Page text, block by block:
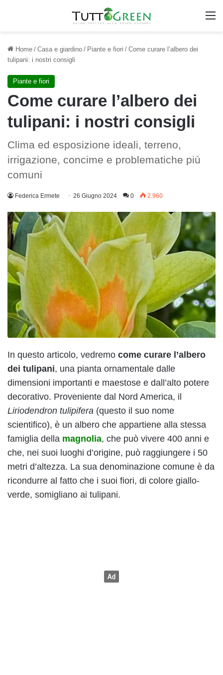
Home / Casa e giardino / Piante e fiori / Come curare l’albero dei
tulipani: i nostri consigli
Piante e fiori
Come curare l’albero dei
tulipani: i nostri consigli
Clima ed esposizione ideali, terreno,
irrigazione, concime e problematiche più
comuni
Federica Ermete 26 Giugno 2024 0 2.960
In questo articolo, vedremo come curare l’albero
dei tulipani, una pianta ornamentale dalle
dimensioni importanti e maestose e dall’alto potere
decorativo. Proveniente dal Nord America, il
Liriodendron tulipifera (questo il suo nome
scientifico), è un albero che appartiene alla stessa
famiglia della magnolia, che può vivere 400 anni e
che, nei suoi luoghi d’origine, può raggiungere i 50
metri d’altezza. La sua denominazione comune è da
ricondurre al fatto che i suoi fiori, di colore giallo-
verde, somigliano ai tulipani.